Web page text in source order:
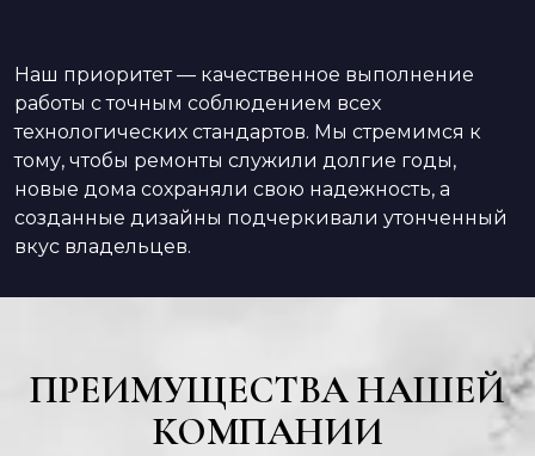
Наш приоритет — качественное выполнение
работы с точным соблюдением всех
технологических стандартов. Мы стремимся к
тому, чтобы ремонты служили долгие годы,
новые дома сохраняли свою надежность, а
созданные дизайны подчеркивали утонченный
вкус владельцев.
ПРЕИМУЩЕСТВА НАШЕЙ
КОМПАНИИ